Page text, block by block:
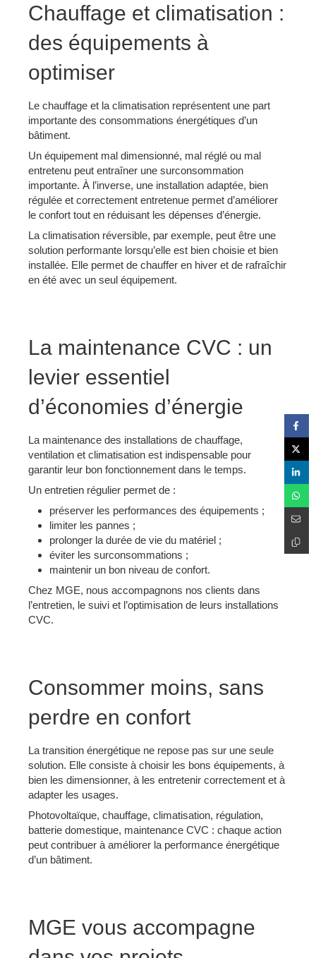
Chauffage et climatisation :
des équipements à
optimiser
Le chauffage et la climatisation représentent une part
importante des consommations énergétiques d’un
bâtiment.
Un équipement mal dimensionné, mal réglé ou mal
entretenu peut entraîner une surconsommation
importante. À l’inverse, une installation adaptée, bien
régulée et correctement entretenue permet d’améliorer
le confort tout en réduisant les dépenses d’énergie.
La climatisation réversible, par exemple, peut être une
solution performante lorsqu’elle est bien choisie et bien
installée. Elle permet de chauffer en hiver et de rafraîchir
en été avec un seul équipement.
La maintenance CVC : un
levier essentiel
d’économies d’énergie
La maintenance des installations de chauffage,
ventilation et climatisation est indispensable pour
garantir leur bon fonctionnement dans le temps.
Un entretien régulier permet de :
préserver les performances des équipements ;
limiter les pannes ;
prolonger la durée de vie du matériel ;
éviter les surconsommations ;
maintenir un bon niveau de confort.
Chez MGE, nous accompagnons nos clients dans
l’entretien, le suivi et l’optimisation de leurs installations
CVC.
Consommer moins, sans
perdre en confort
La transition énergétique ne repose pas sur une seule
solution. Elle consiste à choisir les bons équipements, à
bien les dimensionner, à les entretenir correctement et à
adapter les usages.
Photovoltaïque, chauffage, climatisation, régulation,
batterie domestique, maintenance CVC : chaque action
peut contribuer à améliorer la performance énergétique
d’un bâtiment.
MGE vous accompagne